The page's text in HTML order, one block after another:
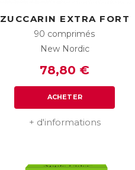
ZUCCARIN EXTRA FORT
90 comprimés
New Nordic
78,80 €
ACHETER
+ d'informations